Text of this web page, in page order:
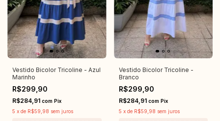
Vestido Bicolor Tricoline - Azul
Marinho
R$299,90
R$284,91 com Pix
5 x de R$59,98 sem juros
Vestido Bicolor Tricoline -
Branco
R$299,90
R$284,91 com Pix
5 x de R$59,98 sem juros